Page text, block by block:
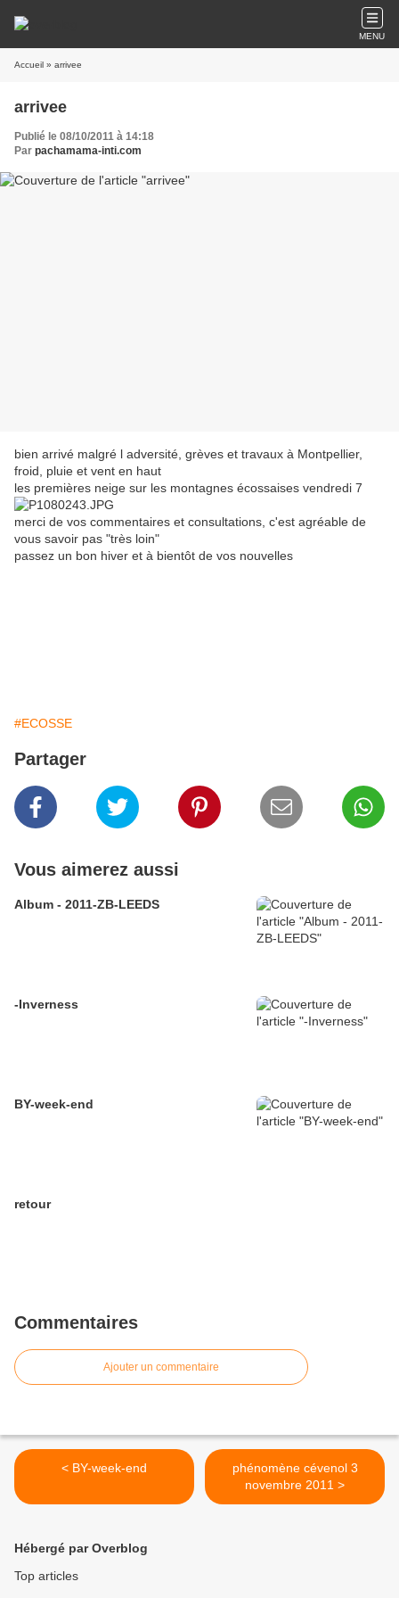
MENU
Accueil » arrivee
arrivee
Publié le 08/10/2011 à 14:18
Par pachamama-inti.com
bien arrivé malgré l adversité, grèves et travaux à Montpellier,
froid, pluie et vent en haut
les premières neige sur les montagnes écossaises vendredi 7
merci de vos commentaires et consultations, c'est agréable de
vous savoir pas "très loin"
passez un bon hiver et à bientôt de vos nouvelles
#ECOSSE
Partager
Vous aimerez aussi
Album - 2011-ZB-LEEDS
-Inverness
BY-week-end
retour
Commentaires
Ajouter un commentaire
< BY-week-end
phénomène cévenol 3
novembre 2011 >
Hébergé par Overblog
Top articles